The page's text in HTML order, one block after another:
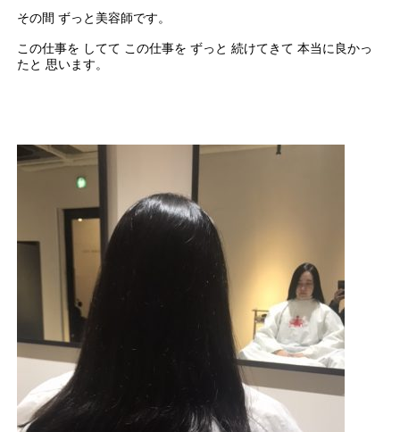
その間 ずっと美容師です。
この仕事を してて この仕事を ずっと 続けてきて 本当に良かっ
たと 思います。